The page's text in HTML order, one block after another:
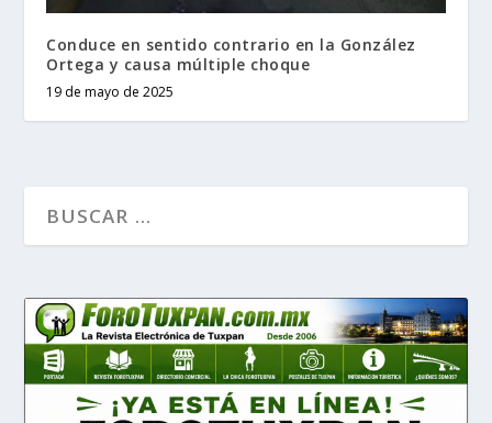
Conduce en sentido contrario en la González
Ortega y causa múltiple choque
19 de mayo de 2025